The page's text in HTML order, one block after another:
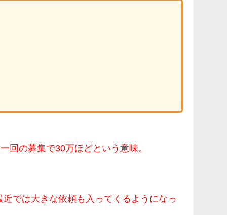
回の募集で30万ほどという意味。
近では大きな依頼も入ってくるようになっ